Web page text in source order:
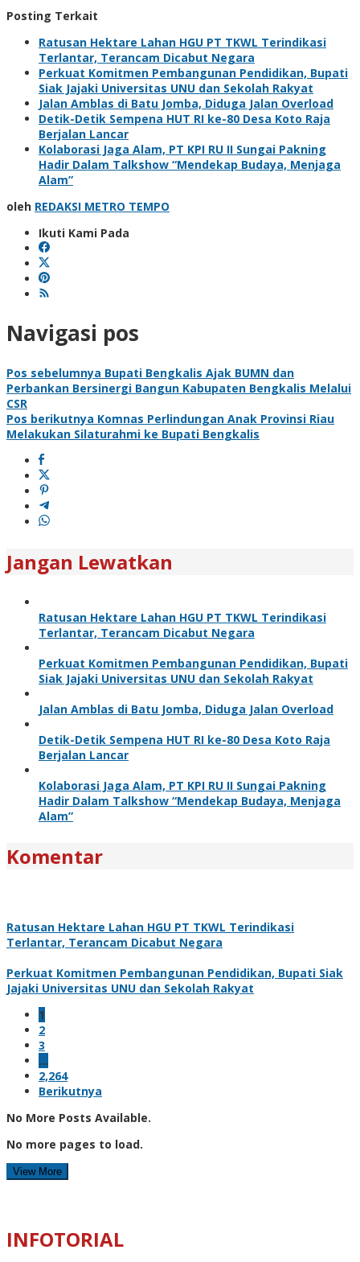
Posting Terkait
Ratusan Hektare Lahan HGU PT TKWL Terindikasi
Terlantar, Terancam Dicabut Negara
Perkuat Komitmen Pembangunan Pendidikan, Bupati
Siak Jajaki Universitas UNU dan Sekolah Rakyat
Jalan Amblas di Batu Jomba, Diduga Jalan Overload
Detik-Detik Sempena HUT RI ke-80 Desa Koto Raja
Berjalan Lancar
Kolaborasi Jaga Alam, PT KPI RU II Sungai Pakning
Hadir Dalam Talkshow “Mendekap Budaya, Menjaga
Alam”
oleh REDAKSI METRO TEMPO
Ikuti Kami Pada
Navigasi pos
Pos sebelumnya Bupati Bengkalis Ajak BUMN dan
Perbankan Bersinergi Bangun Kabupaten Bengkalis Melalui
CSR
Pos berikutnya Komnas Perlindungan Anak Provinsi Riau
Melakukan Silaturahmi ke Bupati Bengkalis
Jangan Lewatkan
Ratusan Hektare Lahan HGU PT TKWL Terindikasi
Terlantar, Terancam Dicabut Negara
Perkuat Komitmen Pembangunan Pendidikan, Bupati
Siak Jajaki Universitas UNU dan Sekolah Rakyat
Jalan Amblas di Batu Jomba, Diduga Jalan Overload
Detik-Detik Sempena HUT RI ke-80 Desa Koto Raja
Berjalan Lancar
Kolaborasi Jaga Alam, PT KPI RU II Sungai Pakning
Hadir Dalam Talkshow “Mendekap Budaya, Menjaga
Alam”
Komentar
Ratusan Hektare Lahan HGU PT TKWL Terindikasi
Terlantar, Terancam Dicabut Negara
Perkuat Komitmen Pembangunan Pendidikan, Bupati Siak
Jajaki Universitas UNU dan Sekolah Rakyat
1
2
3
…
2,264
Berikutnya
No More Posts Available.
No more pages to load.
View More
INFOTORIAL